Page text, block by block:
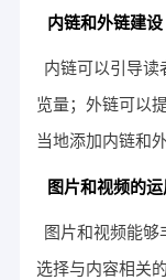
内链和外链建设
内链可以引导读
览量；外链可以
当地添加内链和
图片和视频的运
图片和视频能够
选择与内容相关